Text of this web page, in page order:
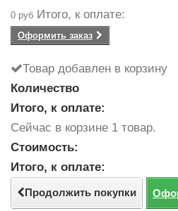
0 руб Итого, к оплате:
Оформить заказ
Товар добавлен в корзину
Количество
Итого, к оплате:
Сейчас в корзине 1 товар.
Стоимость:
Итого, к оплате:
Продолжить покупки